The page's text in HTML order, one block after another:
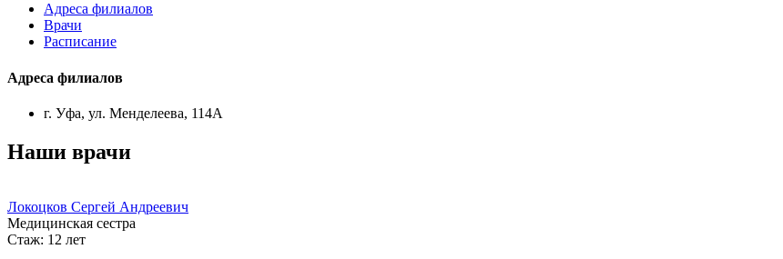
Адреса филиалов
Врачи
Расписание
Адреса филиалов
г. Уфа, ул. Менделеева, 114А
Наши врачи
Локоцков Сергей Андреевич
Медицинская сестра
Стаж: 12 лет